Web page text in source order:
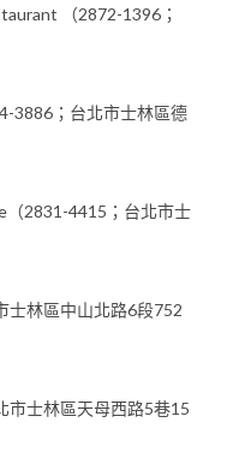
（2872-1396；
3886；台北市士林區德
（2831-4415；台北市士
林區中山北路6段752
士林區天母西路5巷15